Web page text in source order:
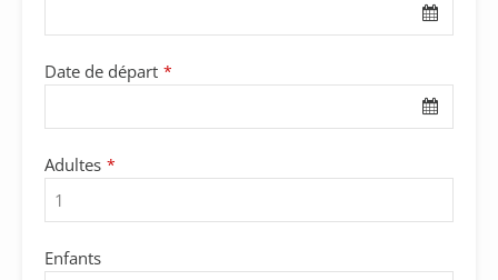
Date de départ *
Adultes *
Enfants